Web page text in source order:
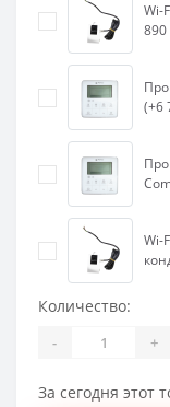
Wi-
890
(+6
Wi-
Количество:
- +
За сегодня этот